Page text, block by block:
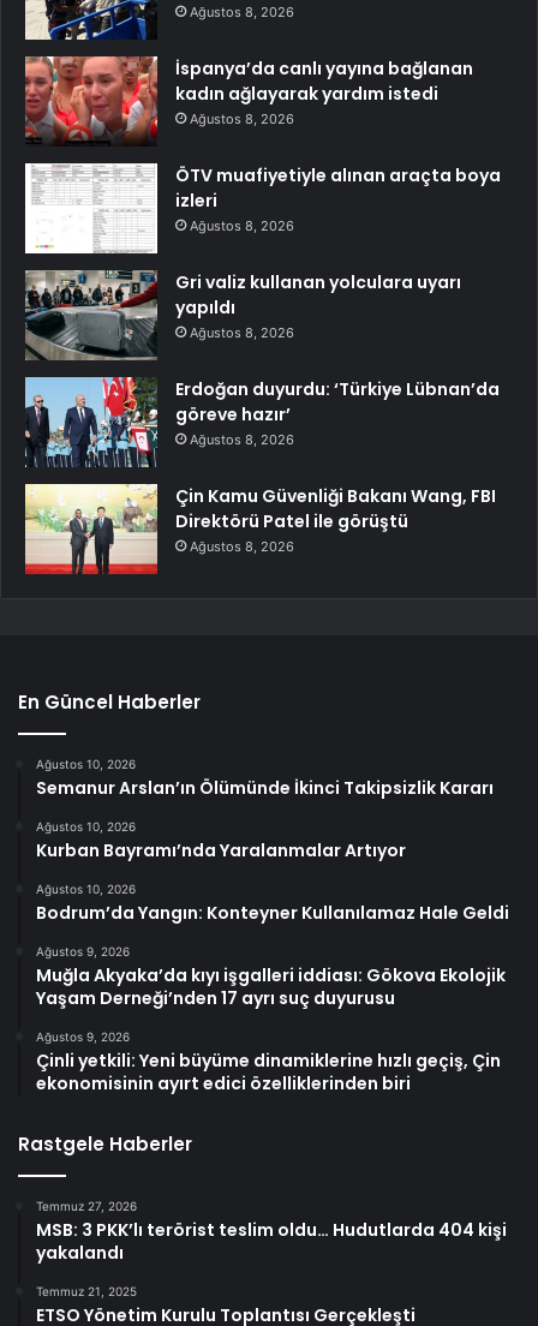
Ağustos 8, 2026
İspanya’da canlı yayına bağlanan
kadın ağlayarak yardım istedi
Ağustos 8, 2026
ÖTV muafiyetiyle alınan araçta boya
izleri
Ağustos 8, 2026
Gri valiz kullanan yolculara uyarı
yapıldı
Ağustos 8, 2026
Erdoğan duyurdu: ‘Türkiye Lübnan’da
göreve hazır’
Ağustos 8, 2026
Çin Kamu Güvenliği Bakanı Wang, FBI
Direktörü Patel ile görüştü
Ağustos 8, 2026
En Güncel Haberler
Ağustos 10, 2026
Semanur Arslan’ın Ölümünde İkinci Takipsizlik Kararı
Ağustos 10, 2026
Kurban Bayramı’nda Yaralanmalar Artıyor
Ağustos 10, 2026
Bodrum’da Yangın: Konteyner Kullanılamaz Hale Geldi
Ağustos 9, 2026
Muğla Akyaka’da kıyı işgalleri iddiası: Gökova Ekolojik
Yaşam Derneği’nden 17 ayrı suç duyurusu
Ağustos 9, 2026
Çinli yetkili: Yeni büyüme dinamiklerine hızlı geçiş, Çin
ekonomisinin ayırt edici özelliklerinden biri
Rastgele Haberler
Temmuz 27, 2026
MSB: 3 PKK’lı terörist teslim oldu… Hudutlarda 404 kişi
yakalandı
Temmuz 21, 2025
ETSO Yönetim Kurulu Toplantısı Gerçekleşti